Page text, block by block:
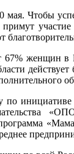
мая. Чтобы
примут
67% женщин